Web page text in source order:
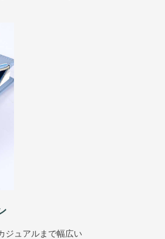
ジュアルまで幅広い